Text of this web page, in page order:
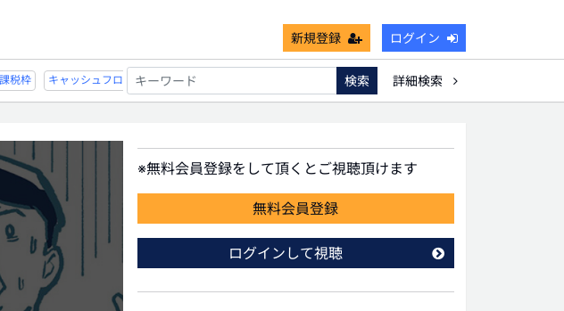
新規登録 ログイン
宗教法人 事業保障 就業不能 死亡保険金非課税枠 キャッシュフロー 宗教法人
検索
詳細検索
※無料会員登録をして頂くとご視聴頂けます
無料会員登録
ログインして視聴